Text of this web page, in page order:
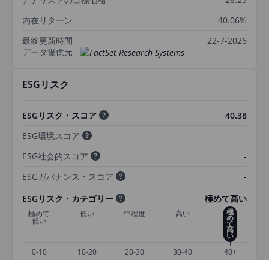
内在リターン
40.06%
最終更新時間
22-7-2026
データ提供元
ESGリスク
ESGリスク・スコア
40.38
ESG環境スコア
-
ESG社会的スコア
-
ESGガバナンス・スコア
-
ESGリスク・カテゴリー
極めて高い
極めて
低い
低い 中程度 高い 極
め
て
高
い
0-10
10-20 20-30 30-40 40+